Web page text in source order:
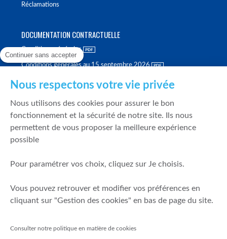
Réclamations
DOCUMENTATION CONTRACTUELLE
Conditions générales
Conditions générales au 15 septembre 2026
Politique de meilleure sélection
Politique de durabilité
Fonds de garantie des dépôts et de résolution
Mentions légales
Prévention de la fraude
Continuer sans accepter
Nous respectons votre vie privée
Nous utilisons des cookies pour assurer le bon
fonctionnement et la sécurité de notre site. Ils nous
permettent de vous proposer la meilleure expérience
possible
Pour paramétrer vos choix, cliquez sur Je choisis.
Vous pouvez retrouver et modifier vos préférences en
cliquant sur "Gestion des cookies" en bas de page du site.
Consulter notre politique en matière de cookies